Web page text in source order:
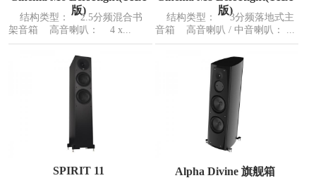
版)
结构类型： 2.5分频混合书
架音箱 高音喇叭： 4 x...
版)
结构类型： 3分频落地式主
音箱 高音喇叭 / 中音喇叭： ...
SPIRIT 11 Alpha Divine 旗舰箱